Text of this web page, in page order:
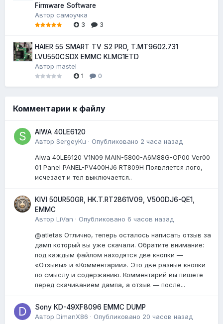
Firmware Software
Автор самоучка
3
3
HAIER 55 SMART TV S2 PRO, T.MT9602.731
LVU550CSDX EMMC KLMG1ETD
Автор mastel
1
0
Комментарии к файлу
AIWA 40LE6120
Автор SergeyKu · Опубликовано 2 часа назад
Aiwa 40LE6120 V1N09 MAIN-5800-A6M88G-OP00 Ver00
01 Panel PANEL-PV400HJ6 RT809H Появляется лого,
исчезает и тел выключается..
KIVI 50UR50GR, HK.T.RT2861V09, V500DJ6-QE1,
EMMC
Автор LiVan · Опубликовано 6 часов назад
@atletas Отлично, теперь осталось написать отзыв за
дамп который вы уже скачали. Обратите внимание:
под каждым файлом находятся две кнопки —
«Отзывы» и «Комментарии». Это две разные кнопки
по смыслу и содержанию. Комментарий вы пишете
перед скачиванием дампа, а отзыв — после...
Sony KD-49XF8096 EMMC DUMP
Автор DimanX86 · Опубликовано 20 часов назад